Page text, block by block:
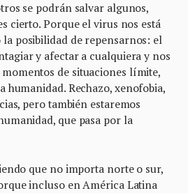
se podrán salvar algunos,
cierto. Porque el virus nos está
posibilidad de repensarnos: el
y afectar a cualquiera y nos
de situaciones límite,
humanidad. Rechazo, xenofobia,
pero también estaremos
que pasa por la
que no importa norte o sur,
incluso en América Latina